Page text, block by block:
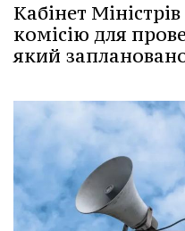
Кабінет
комісію для
який